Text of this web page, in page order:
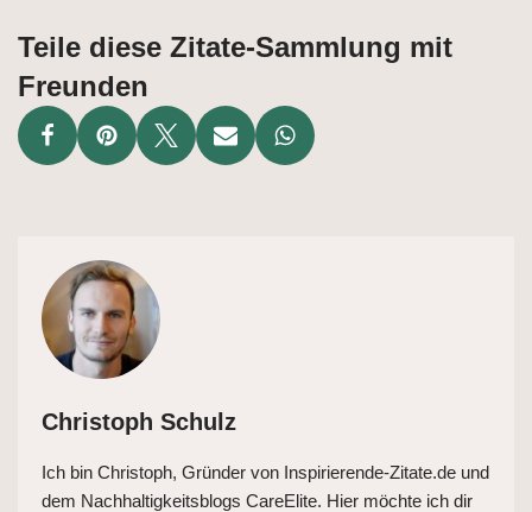
Teile diese Zitate-Sammlung mit
Freunden
Christoph Schulz
Ich bin Christoph, Gründer von Inspirierende-Zitate.de und
dem Nachhaltigkeitsblogs CareElite. Hier möchte ich dir